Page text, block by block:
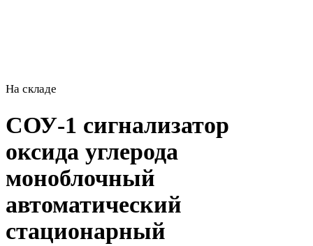
На складе
СОУ-1 сигнализатор
оксида углерода
моноблочный
автоматический
стационарный